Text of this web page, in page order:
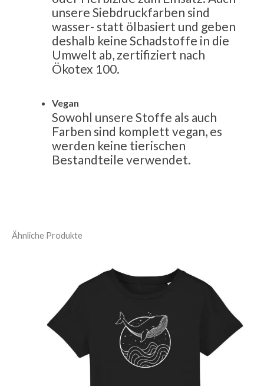
unsere Siebdruckfarben sind
wasser- statt ölbasiert und geben
deshalb keine Schadstoffe in die
Umwelt ab, zertifiziert nach
Ökotex 100.
Vegan
Sowohl unsere Stoffe als auch
Farben sind komplett vegan, es
werden keine tierischen
Bestandteile verwendet.
Ähnliche Produkte